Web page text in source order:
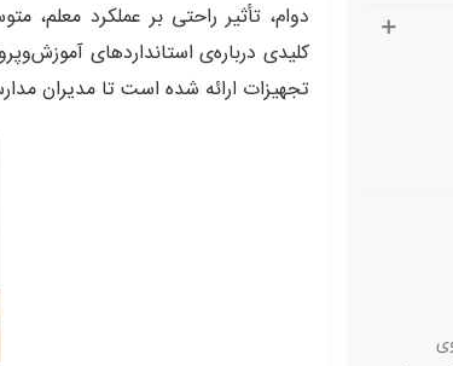
دوام، تأثیر راحتی بر عملکرد معلم،
تجهیزات ارائه شده است تا مدیران